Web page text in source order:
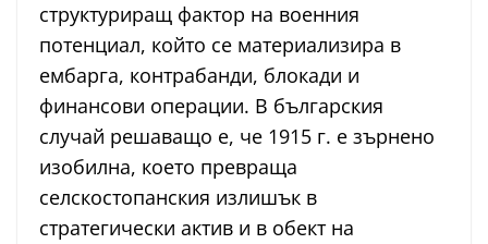
структуриращ фактор на военния
потенциал, който се материализира в
ембарга, контрабанди, блокади и
финансови операции. В българския
случай решаващо е, че 1915 г. е зърнено
изобилна, което превраща
селскостопанския излишък в
стратегически актив и в обект на